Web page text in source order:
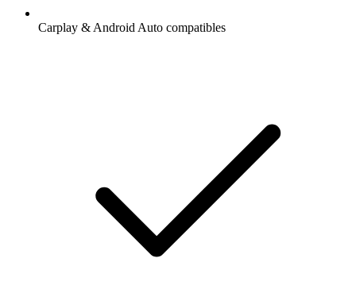
Carplay & Android Auto compatibles